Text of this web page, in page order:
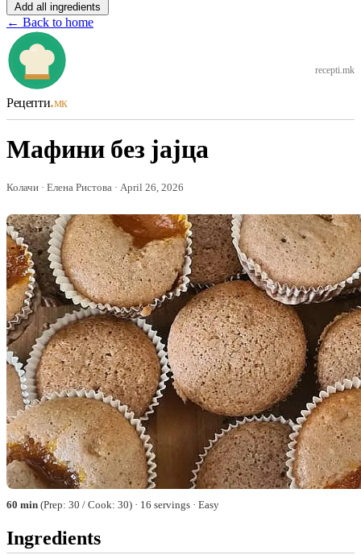
Add all ingredients
← Back to home
Рецепти.мк
recepti.mk
Мафини без јајца
Колачи · Елена Ристова · April 26, 2026
60 min (Prep: 30 / Cook: 30) · 16 servings · Easy
Ingredients